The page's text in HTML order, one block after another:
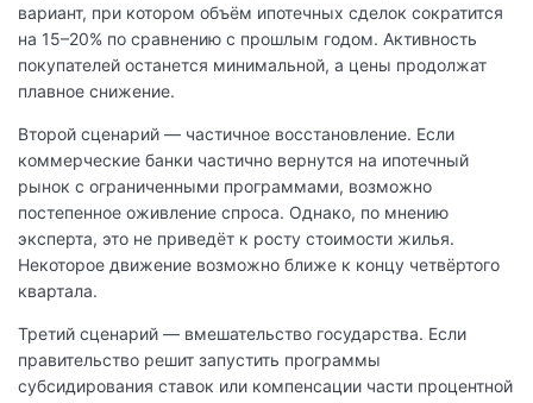
вариант, при котором объём ипотечных сделок сократится
на 15–20% по сравнению с прошлым годом. Активность
покупателей останется минимальной, а цены продолжат
плавное снижение.
Второй сценарий — частичное восстановление. Если
коммерческие банки частично вернутся на ипотечный
рынок с ограниченными программами, возможно
постепенное оживление спроса. Однако, по мнению
эксперта, это не приведёт к росту стоимости жилья.
Некоторое движение возможно ближе к концу четвёртого
квартала.
Третий сценарий — вмешательство государства. Если
правительство решит запустить программы
субсидирования ставок или компенсации части процентной